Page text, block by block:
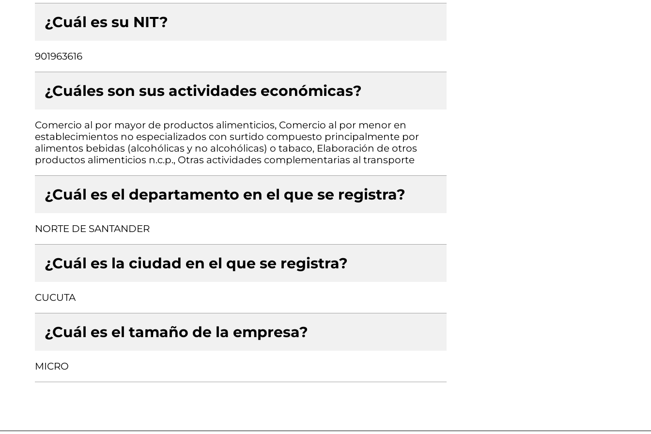
¿Cuál es su NIT?
901963616
¿Cuáles son sus actividades económicas?
Comercio al por mayor de productos alimenticios, Comercio al por menor en
establecimientos no especializados con surtido compuesto principalmente por
alimentos bebidas (alcohólicas y no alcohólicas) o tabaco, Elaboración de otros
productos alimenticios n.c.p., Otras actividades complementarias al transporte
¿Cuál es el departamento en el que se registra?
NORTE DE SANTANDER
¿Cuál es la ciudad en el que se registra?
CUCUTA
¿Cuál es el tamaño de la empresa?
MICRO